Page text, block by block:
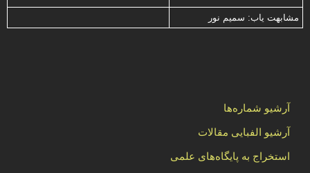
مشابهت ياب: سميم نور
آرشیو شماره‌ها
آرشیو الفبایی مقالات
استخراج به پایگاه‌های علمی